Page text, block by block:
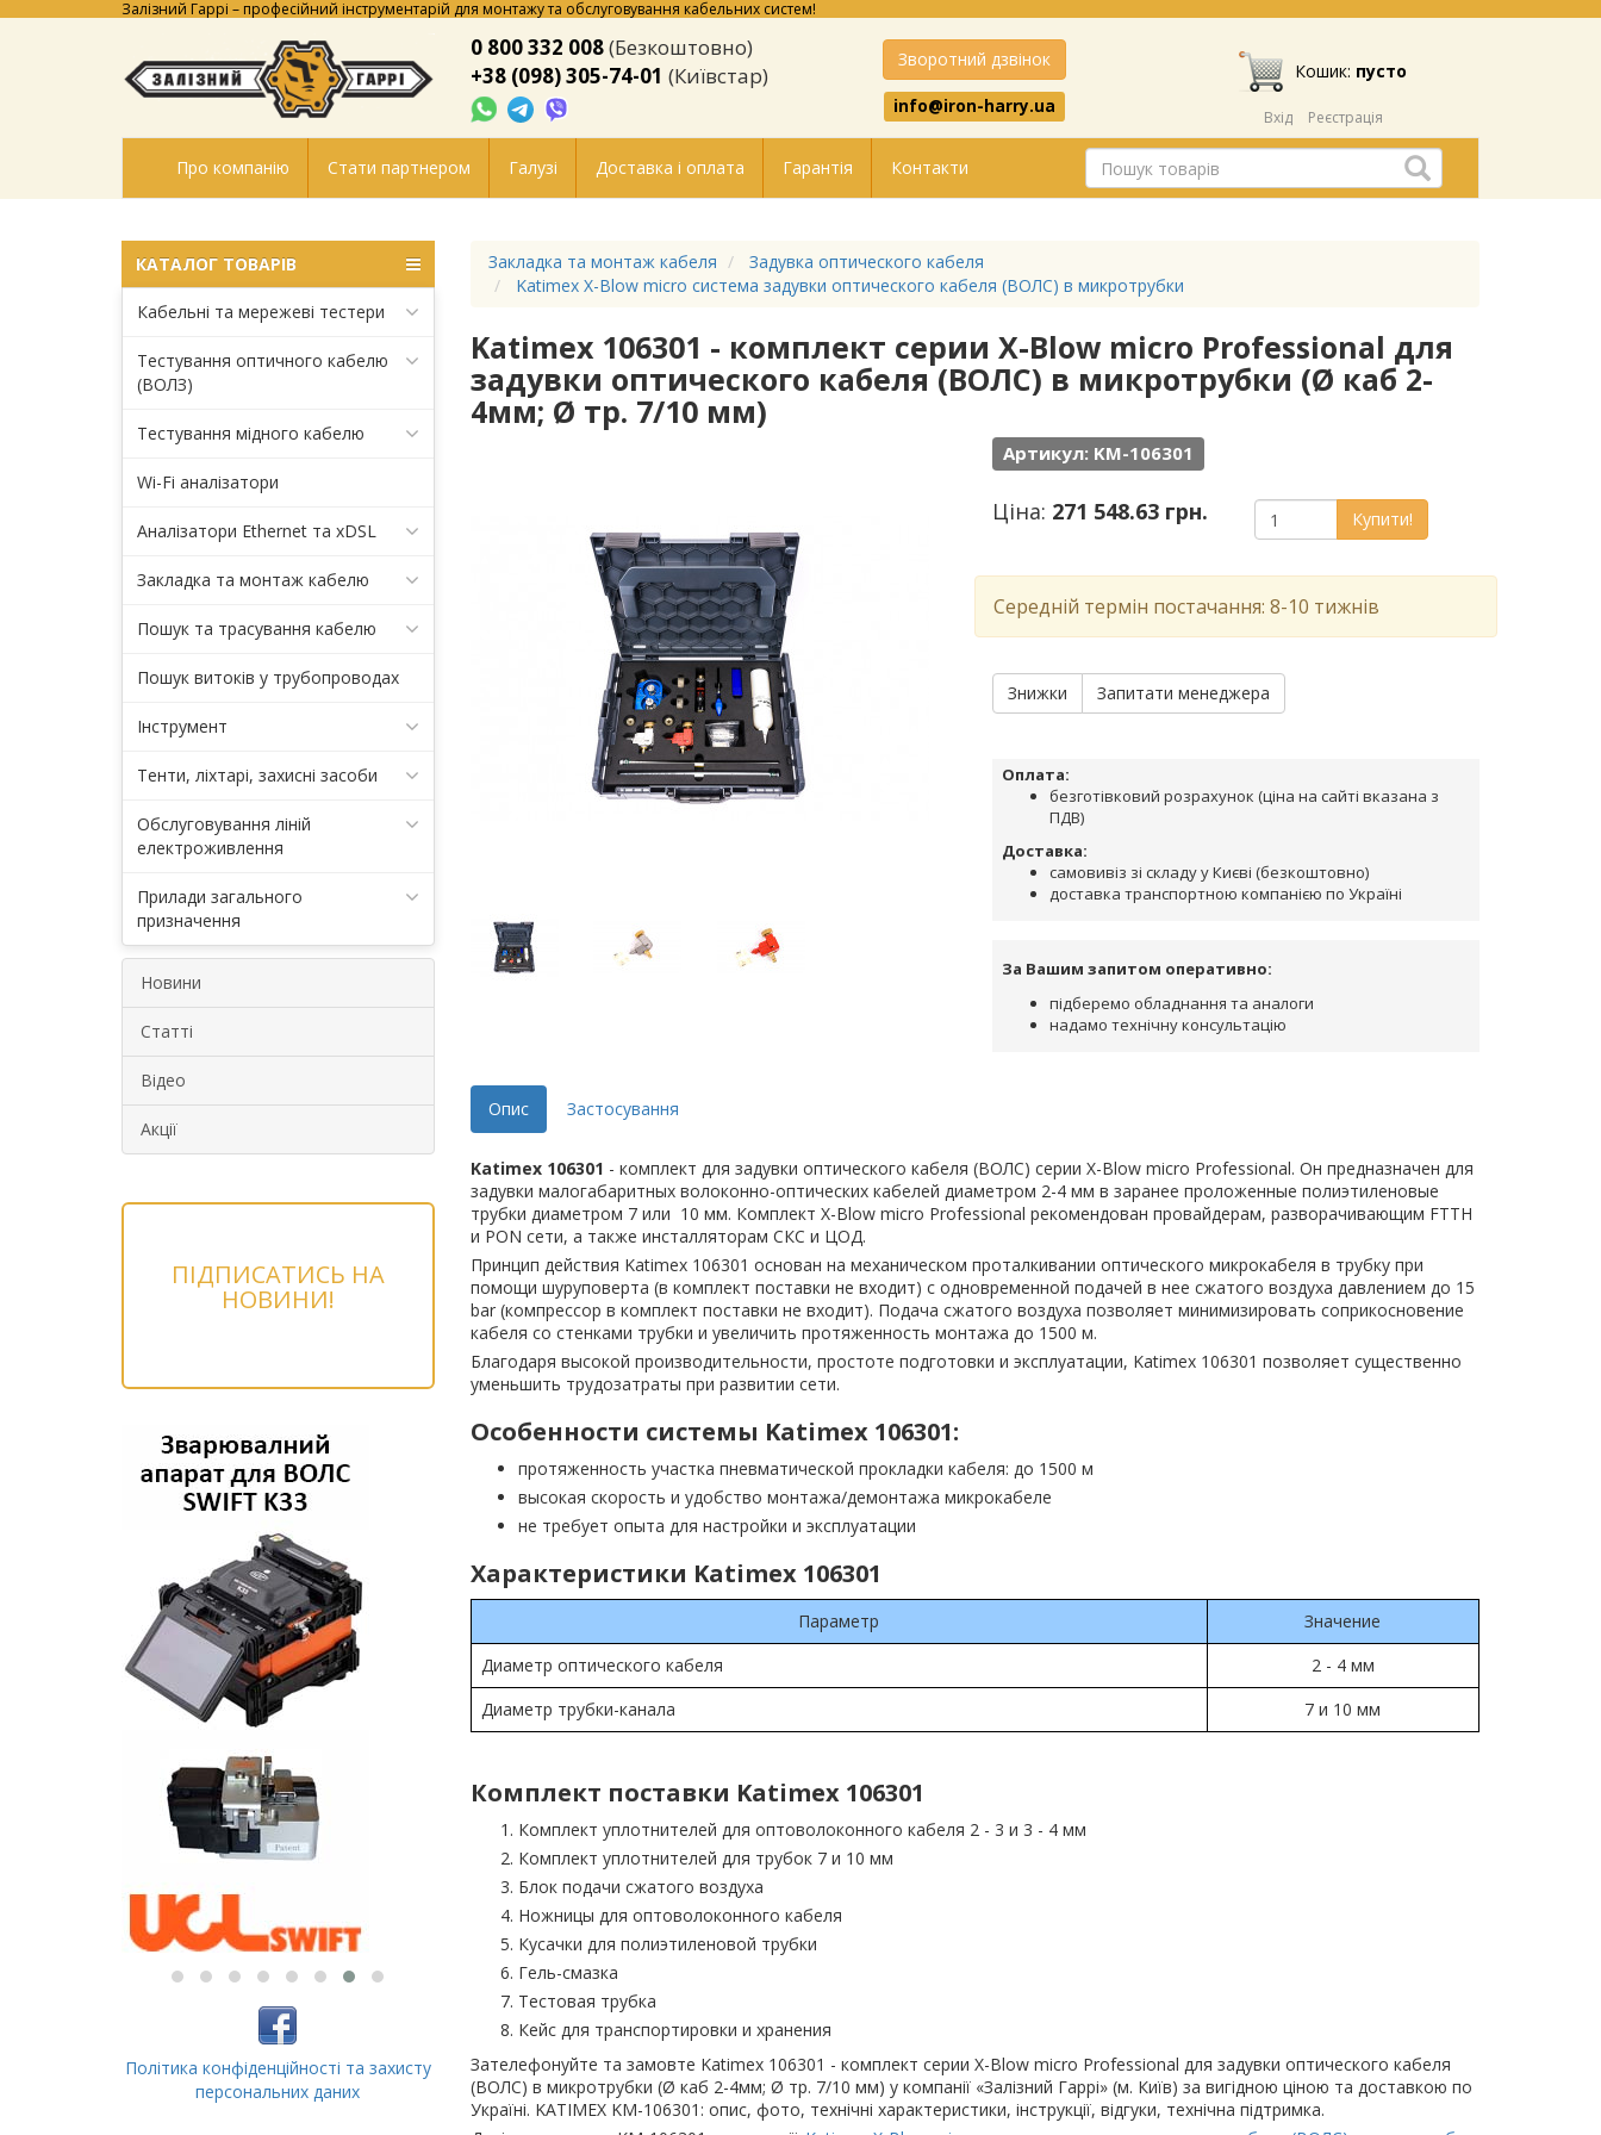
Залізний Гаррі – професійний інструментарій для монтажу та обслуговування кабельних систем!
0 800 332 008(Безкоштовно)
+38 (098) 305-74-01 (Київстар)
Зворотний дзвінок
info@iron-harry.ua
Кошик: пусто
Вхід Реєстрація
Про компанію Стати партнером Галузі Доставка і оплата Гарантія Контакти
КАТАЛОГ ТОВАРІВ
Кабельні та мережеві тестери
Тестування оптичного кабелю
(ВОЛЗ)
Тестування мідного кабелю
Wi-Fi аналізатори
Аналізатори Ethernet та xDSL
Закладка та монтаж кабелю
Пошук та трасування кабелю
Пошук витоків у трубопроводах
Інструмент
Тенти, ліхтарі, захисні засоби
Обслуговування ліній
електроживлення
Прилади загального
призначення
Новини
Статті
Відео
Акції
ПІДПИСАТИСЬ НА
НОВИНИ!
Політика конфіденційності та захисту
персональних даних
Закладка та монтаж кабеля
Задувка оптического кабеля
Katimex X-Blow micro система задувки оптического кабеля (ВОЛС) в микротрубки
Katimex 106301 - комплект серии X-Blow micro Professional для
задувки оптического кабеля (ВОЛС) в микротрубки (Ø каб 2-
4мм; Ø тр. 7/10 мм)
Артикул: KM-106301
Ціна: 271 548.63 грн. Купити!
Середній термін постачання: 8-10 тижнів
Знижки Запитати менеджера
Оплата:
безготівковий розрахунок (ціна на сайті вказана з
ПДВ)
Доставка:
самовивіз зі складу у Києві (безкоштовно)
доставка транспортною компанією по Україні
За Вашим запитом оперативно:
підберемо обладнання та аналоги
надамо технічну консультацію
Опис Застосування
Katimex 106301 - комплект для задувки оптического кабеля (ВОЛС) серии X-Blow micro Professional. Он предназначен для
задувки малогабаритных волоконно-оптических кабелей диаметром 2-4 мм в заранее проложенные полиэтиленовые
трубки диаметром 7 или 10 мм. Комплект X-Blow micro Professional рекомендован провайдерам, разворачивающим FTTH
и PON сети, а также инсталляторам СКС и ЦОД.
Принцип действия Katimex 106301 основан на механическом проталкивании оптического микрокабеля в трубку при
помощи шуруповерта (в комплект поставки не входит) с одновременной подачей в нее сжатого воздуха давлением до 15
bar (компрессор в комплект поставки не входит). Подача сжатого воздуха позволяет минимизировать соприкосновение
кабеля со стенками трубки и увеличить протяженность монтажа до 1500 м.
Благодаря высокой производительности, простоте подготовки и эксплуатации, Katimex 106301 позволяет существенно
уменьшить трудозатраты при развитии сети.
Особенности системы Katimex 106301:
протяженность участка пневматической прокладки кабеля: до 1500 м
высокая скорость и удобство монтажа/демонтажа микрокабеле
не требует опыта для настройки и эксплуатации
Характеристики Katimex 106301
Параметр
Значение
Диаметр оптического кабеля
2 - 4 мм
Диаметр трубки-канала
7 и 10 мм
Комплект поставки Katimex 106301
Комплект уплотнителей для оптоволоконного кабеля 2 - 3 и 3 - 4 мм
Комплект уплотнителей для трубок 7 и 10 мм
Блок подачи сжатого воздуха
Ножницы для оптоволоконного кабеля
Кусачки для полиэтиленовой трубки
Гель-смазка
Тестовая трубка
Кейс для транспортировки и хранения
Зателефонуйте та замовте Katimex 106301 - комплект серии X-Blow micro Professional для задувки оптического кабеля
(ВОЛС) в микротрубки (Ø каб 2-4мм; Ø тр. 7/10 мм) у компанії «Залізний Гаррі» (м. Київ) за вигідною ціною та доставкою по
Україні. KATIMEX KM-106301: опис, фото, технічні характеристики, інструкції, відгуки, технічна підтримка.